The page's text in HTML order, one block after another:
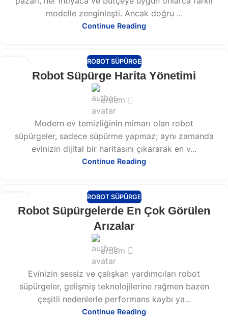
modelle zenginleşti. Ancak doğru ...
Continue Reading
13 ROBOT SÜPÜRGE
Robot Süpürge Harita Yönetimi
erdem
Modern ev temizliğinin mimarı olan robot
süpürgeler, sadece süpürme yapmaz; aynı zamanda
evinizin dijital bir haritasını çıkararak en v...
Continue Reading
13 ROBOT SÜPÜRGE
Robot Süpürgelerde En Çok Görülen
Arızalar
erdem
Evinizin sessiz ve çalışkan yardımcıları robot
süpürgeler, gelişmiş teknolojilerine rağmen bazen
çeşitli nedenlerle performans kaybı ya...
Continue Reading